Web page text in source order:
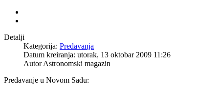
Detalji
Kategorija: Predavanja
Datum kreiranja: utorak, 13 oktobar 2009 11:26
Autor Astronomski magazin
Predavanje u Novom Sadu: